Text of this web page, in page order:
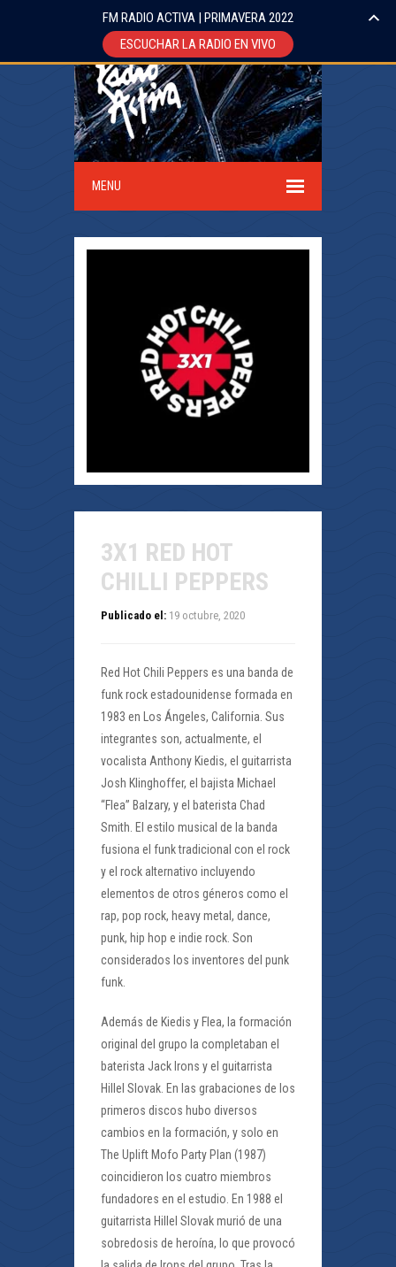
MENU
3X1 RED HOT
CHILLI PEPPERS
Publicado el: 19 octubre, 2020
Red Hot Chili Peppers es una banda de
funk rock estadounidense formada en
1983 en Los Ángeles, California. Sus
integrantes son, actualmente, el
vocalista Anthony Kiedis, el guitarrista
Josh Klinghoffer, el bajista Michael
“Flea” Balzary, y el baterista Chad
Smith. El estilo musical de la banda
fusiona el funk tradicional con el rock
y el rock alternativo incluyendo
elementos de otros géneros como el
rap, pop rock, heavy metal, dance,
punk, hip hop e indie rock. Son
considerados los inventores del punk
funk.
Además de Kiedis y Flea, la formación
original del grupo la completaban el
baterista Jack Irons y el guitarrista
Hillel Slovak. En las grabaciones de los
primeros discos hubo diversos
cambios en la formación, y solo en
The Uplift Mofo Party Plan (1987)
coincidieron los cuatro miembros
fundadores en el estudio. En 1988 el
guitarrista Hillel Slovak murió de una
sobredosis de heroína, lo que provocó
FM RADIO ACTIVA | PRIMAVERA 2022
ESCUCHAR LA RADIO EN VIVO